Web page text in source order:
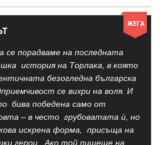
се порадваме на последната
история на Торлака, в която
безогледна българска
се вихри на воля. И
бива победена само от
– в често грубоватата ѝ, но
искрена форма, присъща на
герои. Ако той пишеше на